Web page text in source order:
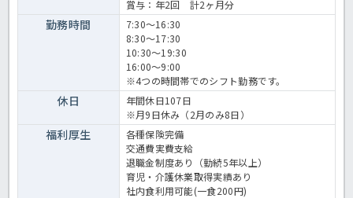
賞与：年2回 計2ヶ月分
勤務時間
7:30～16:30
8:30～17:30
10:30～19:30
16:00～9:00
※4つの時間帯でのシフト勤務です。
休日
年間休日107日
※月9日休み（2月のみ8日）
福利厚生
各種保険完備
交通費実費支給
退職金制度あり（勤続5年以上）
育児・介護休業取得実績あり
社内食利用可能(一食200円)